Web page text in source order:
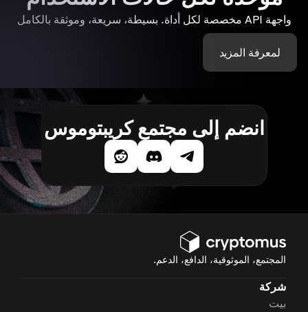
واجهة API مخصصة لكل أداة. بسيطة، سريعة، وموثقة بالكامل
لمعرفة المزيد
انضم إلى مجتمع كريبتوموس
المجتمع، الموثوقية، الدافع، الدعم.
شركة
بيت